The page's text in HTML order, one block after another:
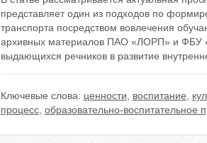
представляет один из подходов по
транспорта посредством вовлечения
архивных материалов ПАО «ЛОРП» и ФБУ
выдающихся речников в развитие
Ключевые слова: ценности воспитание
процесс, образовательно-воспитательное